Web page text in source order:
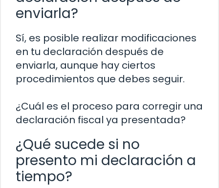
enviarla?
Sí, es posible realizar modificaciones
en tu declaración después de
enviarla, aunque hay ciertos
procedimientos que debes seguir.
¿Cuál es el proceso para corregir una
declaración fiscal ya presentada?
¿Qué sucede si no
presento mi declaración a
tiempo?